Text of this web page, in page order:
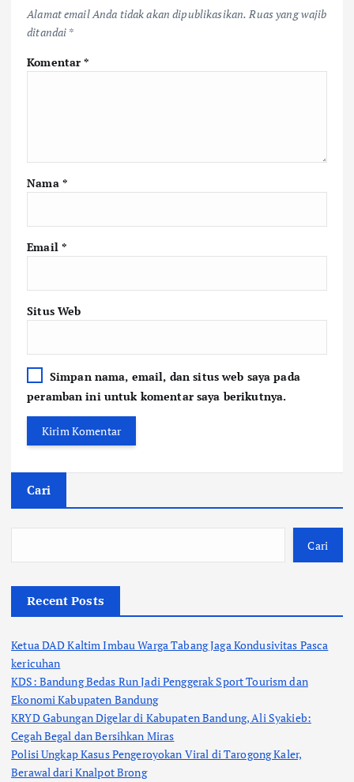
Alamat email Anda tidak akan dipublikasikan. Ruas yang wajib
ditandai *
Komentar*
Nama *
Email *
Situs Web
Simpan nama, email, dan situs web saya pada
peramban ini untuk komentar saya berikutnya.
Cari
Cari
Recent Posts
Ketua DAD Kaltim Imbau Warga Tabang Jaga Kondusivitas Pasca
kericuhan
KDS: Bandung Bedas Run Jadi Penggerak Sport Tourism dan
Ekonomi Kabupaten Bandung
KRYD Gabungan Digelar di Kabupaten Bandung, Ali Syakieb:
Cegah Begal dan Bersihkan Miras
Polisi Ungkap Kasus Pengeroyokan Viral di Tarogong Kaler,
Berawal dari Knalpot Brong